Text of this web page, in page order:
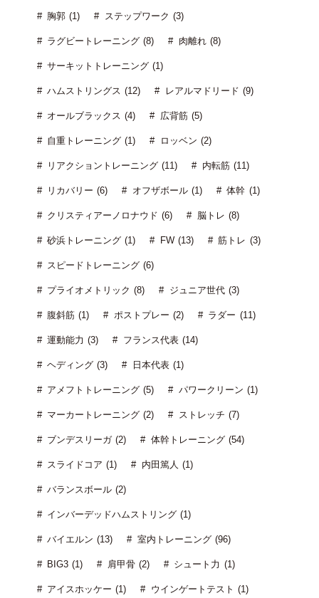
胸郭 (1) ステップワーク (3)
ラグビートレーニング (8) 肉離れ (8)
サーキットトレーニング (1)
ハムストリングス (12) レアルマドリード (9)
オールブラックス (4) 広背筋 (5)
自重トレーニング (1) ロッベン (2)
リアクショントレーニング (11) 内転筋 (11)
リカバリー (6) オフザボール (1) 体幹 (1)
クリスティアーノロナウド (6) 脳トレ (8)
砂浜トレーニング (1) FW (13) 筋トレ (3)
スピードトレーニング (6)
プライオメトリック (8) ジュニア世代 (3)
腹斜筋 (1) ポストプレー (2) ラダー (11)
運動能力 (3) フランス代表 (14)
ヘディング (3) 日本代表 (1)
アメフトトレーニング (5) パワークリーン (1)
マーカートレーニング (2) ストレッチ (7)
ブンデスリーガ (2) 体幹トレーニング (54)
スライドコア (1) 内田篤人 (1)
バランスボール (2)
インバーデッドハムストリング (1)
バイエルン (13) 室内トレーニング (96)
BIG3 (1) 肩甲骨 (2) シュート力 (1)
アイスホッケー (1) ウインゲートテスト (1)